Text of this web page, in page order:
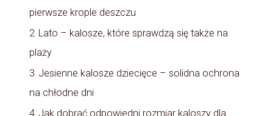
pierwsze krople deszczu
2 Lato – kalosze, które sprawdzą się także na
plaży
3 Jesienne kalosze dziecięce – solidna ochrona
na chłodne dni
4 Jak dobrać odpowiedni rozmiar kaloszy dla